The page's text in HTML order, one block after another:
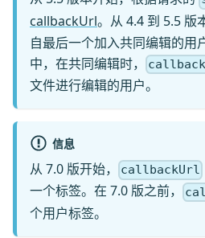
callbackUrl。从 4.4 到 5.5 版
自最后一个加入共同编辑的用
中，在共同编辑时，
文件进行编辑的用户。
信息
从 7.0 版开始， callbackUrl
一个标签。在 7.0 版之前，
个用户标签。